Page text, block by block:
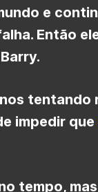
e
Então
impedir que
tempo,